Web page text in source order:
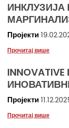
Пројекти
Прочитај више
INNOVATIVE
Пројекти
Прочитај више